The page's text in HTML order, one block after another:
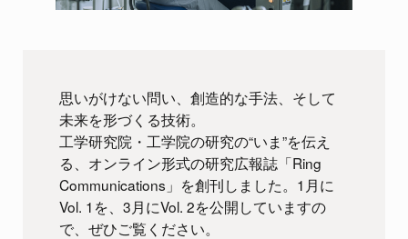
思いがけない問い、創造的な手法、そして
未来を形づくる技術。
工学研究院・工学院の研究の“いま”を伝え
る、オンライン形式の研究広報誌「Ring
Communications」を創刊しました。1月に
Vol. 1を、3月にVol. 2を公開していますの
で、ぜひご覧ください。